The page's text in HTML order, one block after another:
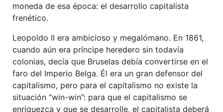
moneda de esa época: el desarrollo capitalista
frenético.
Leopoldo II era ambicioso y megalómano. En 1861,
cuando aún era príncipe heredero sin todavía
colonias, decía que Bruselas debía convertirse en el
faro del Imperio Belga. Él era un gran defensor del
capitalismo, pero para el capitalismo no existe la
situación “win-win”: para que el capitalismo se
enriquezca y que se desarrolle, el capitalista deberá